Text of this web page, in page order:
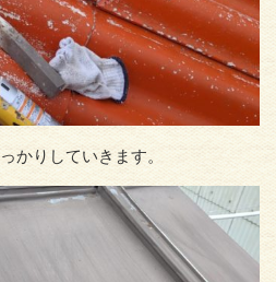
かりしていきます。